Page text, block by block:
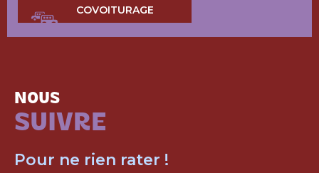
COVOITURAGE
NOUS
SUIVRE
Pour ne rien rater !